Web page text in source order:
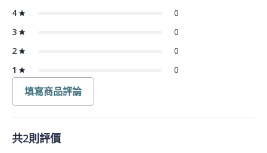
4
0
3
0
2
0
1
0
填寫商品評論
共2則評價